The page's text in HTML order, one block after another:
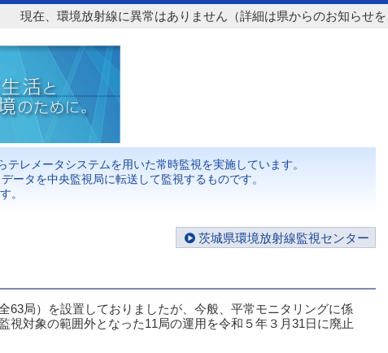
現在、環境放射線に異常はありません（詳細は県からのお知らせを
レメータシステムを用いた常時監視を実施しています。
ータを中央監視局に転送して監視するものです。
。
茨城県環境放射線監視センター
局）を設置しておりましたが、今般、平常モニタリングに係
対象の範囲外となった11局の運用を令和５年３月31日に廃止